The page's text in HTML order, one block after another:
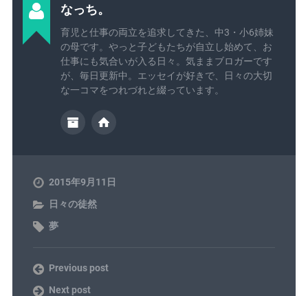
なっち。
育児と仕事の両立を追求してきた、中3・小6姉妹
の母です。やっと子どもたちが自立し始めて、お
仕事にも気合いが入る日々。気ままブロガーです
が、毎日更新中。エッセイが好きで、日々の大切
な一コマをつれづれと綴っています。
2015年9月11日
日々の徒然
夢
Previous post
Next post